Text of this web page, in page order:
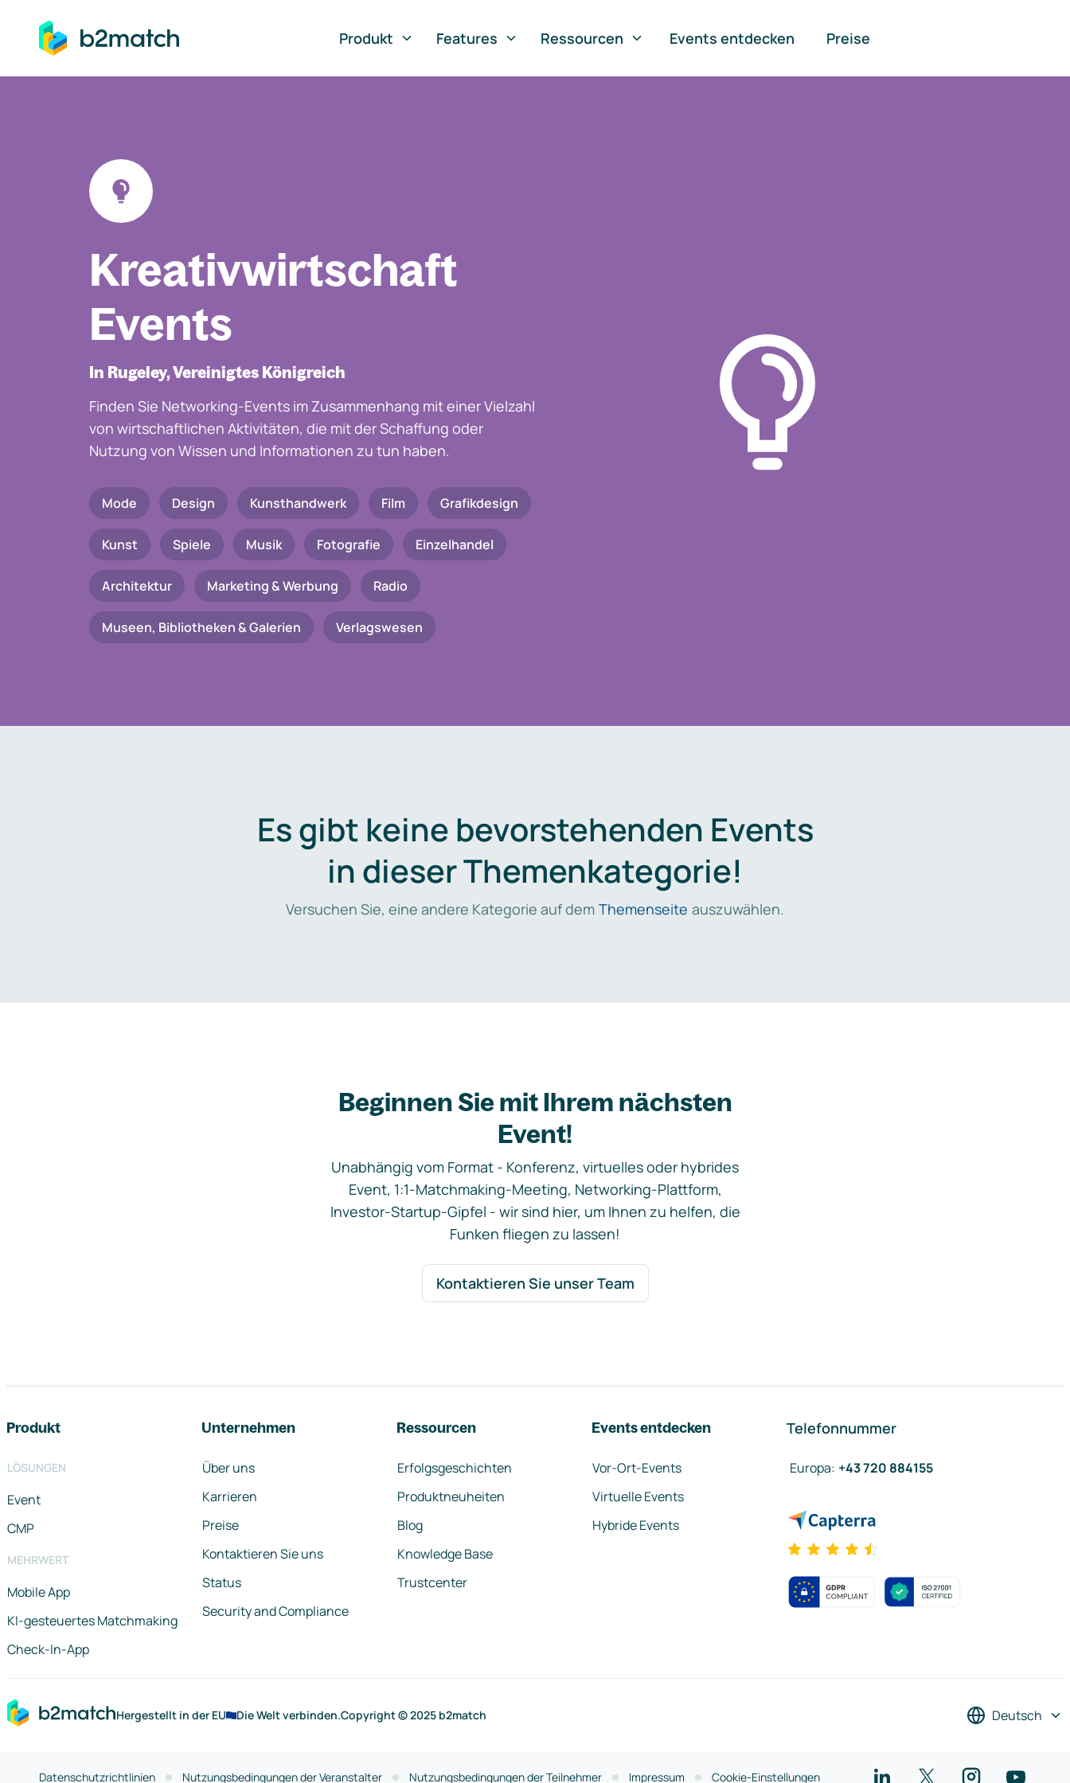
springen
Produkt
Features Ressourcen Events entdecken Preise
Kreativwirtschaft
Events
In Rugeley, Vereinigtes Königreich
Finden Sie Networking-Events im Zusammenhang mit einer Vielzahl
von wirtschaftlichen Aktivitäten, die mit der Schaffung oder
Nutzung von Wissen und Informationen zu tun haben.
Mode Design Kunsthandwerk Film Grafikdesign
Kunst Spiele Musik Fotografie Einzelhandel
Architektur Marketing & Werbung Radio
Museen, Bibliotheken & Galerien Verlagswesen
Es gibt keine bevorstehenden Events
in dieser Themenkategorie!
Versuchen Sie, eine andere Kategorie auf dem Themenseite auszuwählen.
Beginnen Sie mit Ihrem nächsten
Event!
Unabhängig vom Format - Konferenz, virtuelles oder hybrides
Event, 1:1-Matchmaking-Meeting, Networking-Plattform,
Investor-Startup-Gipfel - wir sind hier, um Ihnen zu helfen, die
Funken fliegen zu lassen!
Kontaktieren Sie unser Team
Produkt
LÖSUNGEN
Event
CMP
MEHRWERT
Mobile App
KI-gesteuertes Matchmaking
Check-In-App
Unternehmen
Über uns
Karrieren
Preise
Kontaktieren Sie uns
Status
Security and Compliance
Ressourcen
Erfolgsgeschichten
Produktneuheiten
Blog
Knowledge Base
Trustcenter
Events entdecken
Vor-Ort-Events
Virtuelle Events
Hybride Events
Telefonnummer
Europa: +43 720 884155
Hergestellt in der EU Die Welt verbinden.Copyright © 2025 b2match Deutsch
Datenschutzrichtlinien Nutzungsbedingungen der Veranstalter Nutzungsbedingungen der Teilnehmer Impressum Cookie-Einstellungen